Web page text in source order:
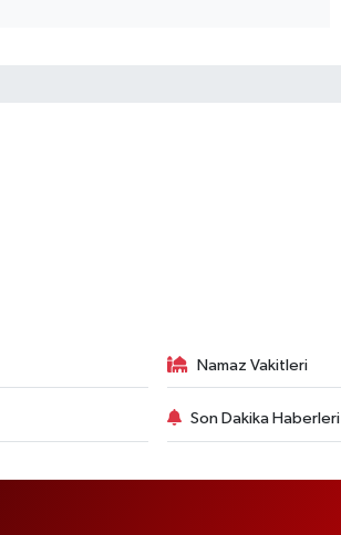
Namaz Vakitleri
Son Dakika Haberleri